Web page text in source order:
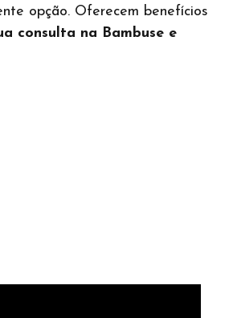
opção. Oferecem benefícios
consulta na Bambuse e